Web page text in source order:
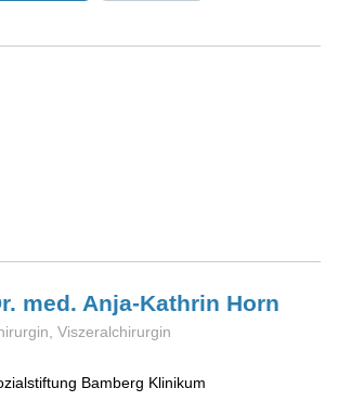
med. Anja-Kathrin Horn
Viszeralchirurgin
Bamberg Klinikum